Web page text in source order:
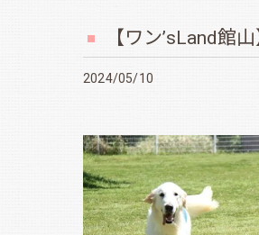
【ワン’sLand館
2024/05/10